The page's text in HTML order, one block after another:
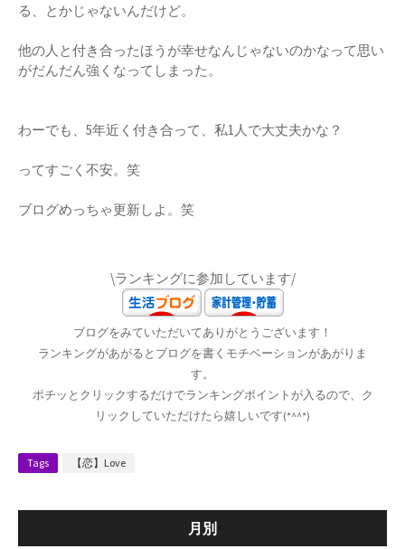
る、とかじゃないんだけど。
他の人と付き合ったほうが幸せなんじゃないのかなって思い
がだんだん強くなってしまった。
わーでも、5年近く付き合って、私1人で大丈夫かな？
ってすごく不安。笑
ブログめっちゃ更新しよ。笑
\ランキングに参加しています/
ブログをみていただいてありがとうございます！
ランキングがあがるとブログを書くモチベーションがあがりま
す。
ポチッとクリックするだけでランキングポイントが入るので、ク
リックしていただけたら嬉しいです(*^^*)
Tags 【恋】Love
月別